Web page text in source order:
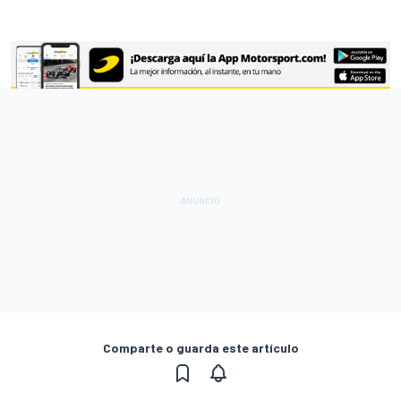
Comparte o guarda este artículo